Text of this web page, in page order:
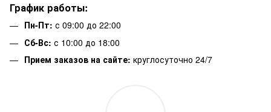
График работы:
Пн-Пт: с 09:00 до 22:00
Сб-Вс: с 10:00 до 18:00
Прием заказов на сайте: круглосуточно 24/7